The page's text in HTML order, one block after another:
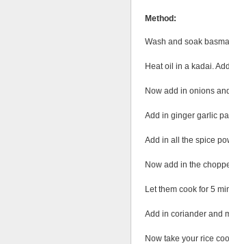
Method:
Wash and soak
Heat oil in a kadai.
Now add in onions
Add in ginger garlic
Add in all the spice
Now add in the
Let them cook for 5
Add in coriander and
Now take your rice